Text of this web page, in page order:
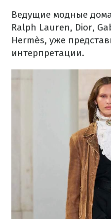
Ведущие модные
Ralph Lauren, Dior,
Hermès, уже
интерпретации.